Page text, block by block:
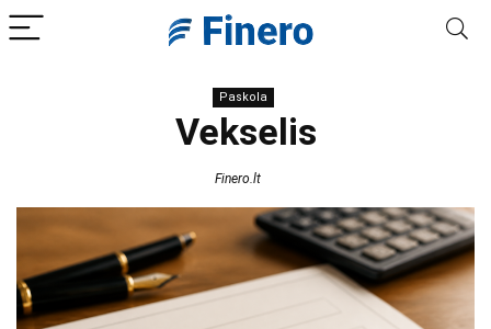
Paskola
Vekselis
Finero.lt